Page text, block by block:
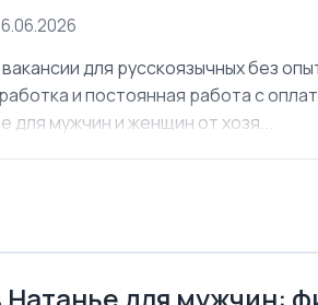
для русскоязычных без
и постоянная работа с
для мужчин и женщин от хозя...